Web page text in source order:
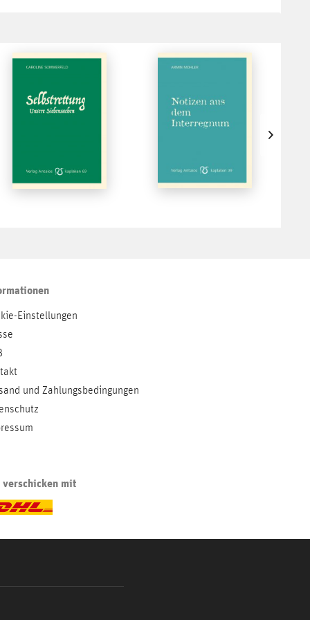
Einstellungen
und Zahlungsbedingungen
mit